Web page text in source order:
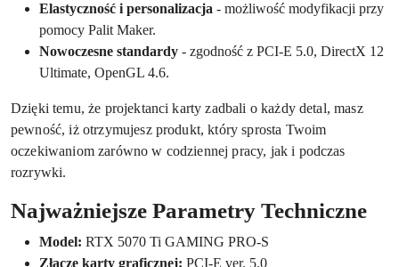
Elastyczność i personalizacja - możliwość modyfikacji przy
pomocy Palit Maker.
Nowoczesne standardy - zgodność z PCI-E 5.0, DirectX 12
Ultimate, OpenGL 4.6.
Dzięki temu, że projektanci karty zadbali o każdy detal, masz
pewność, iż otrzymujesz produkt, który sprosta Twoim
oczekiwaniom zarówno w codziennej pracy, jak i podczas
rozrywki.
Najważniejsze Parametry Techniczne
Model: RTX 5070 Ti GAMING PRO-S
Złącze karty graficznej: PCI-E ver. 5.0